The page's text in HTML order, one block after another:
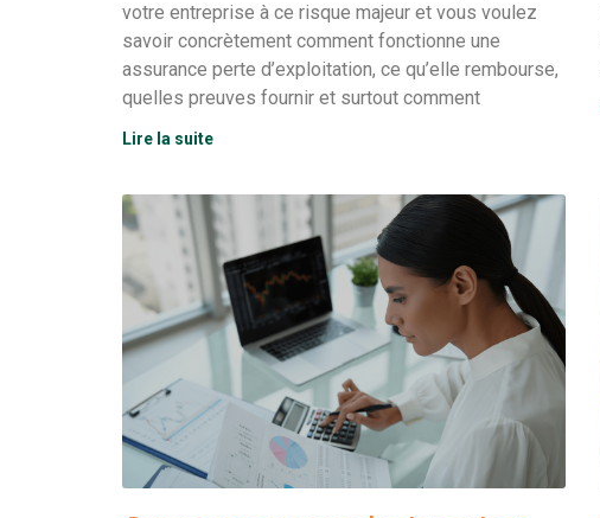
votre entreprise à ce risque majeur et vous voulez
savoir concrètement comment fonctionne une
assurance perte d’exploitation, ce qu’elle rembourse,
quelles preuves fournir et surtout comment
Lire la suite